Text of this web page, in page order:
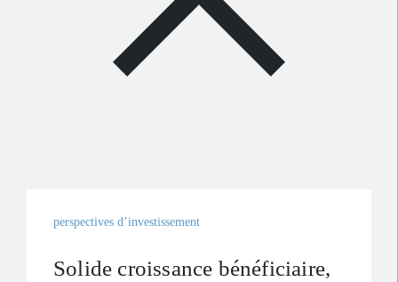
perspectives d’investissement
Solide croissance bénéficiaire,